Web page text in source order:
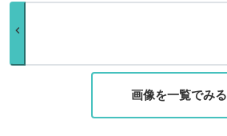
chevron_left
画像を一覧でみる